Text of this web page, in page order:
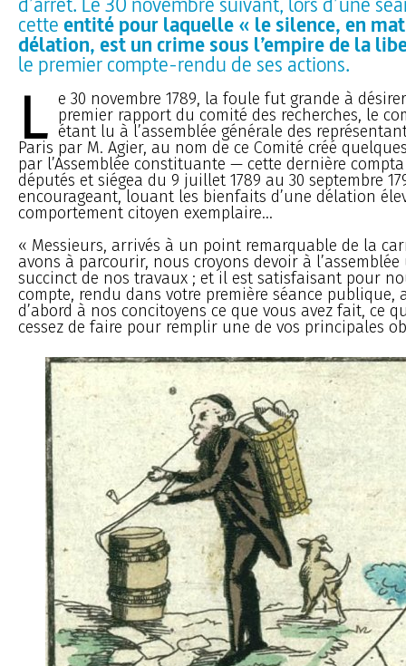
cetteentité pour laquelle « le silence, en
délation, est un crime sous l’empire de la
le premier compte-rendu de ses actions.
L e 30 novembre 1789, la foule fut grande à
premier rapport du comité des recherches, le
étant lu à l’assemblée générale des
Paris par M. Agier, au nom de ce Comité créé
par l’Assemblée constituante — cette dernière compta
députés et siégea du 9 juillet 1789 au 30 septembre
encourageant, louant les bienfaits d’une délation
comportement citoyen exemplaire...
« Messieurs, arrivés à un point remarquable de la
avons à parcourir, nous croyons devoir à
succinct de nos travaux ; et il est satisfaisant pour
compte, rendu dans votre première séance publique,
d’abord à nos concitoyens ce que vous avez fait, ce
cessez de faire pour remplir une de vos principales